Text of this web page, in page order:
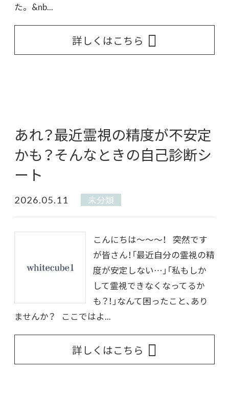
た。 &nb...
詳しくはこちら
あれ？最近霊視の精度が不安定
かも？そんなときの自己診断シ
ート
2026.05.11 未分類
こんにちは〜〜〜！ 突然です
が皆さん！「最近自分の霊視の精
度が安定しない…」「私もしか
して霊視できなくなってるか
も？！」なんて困ったこと、あり
ませんか？ ここではよ...
詳しくはこちら